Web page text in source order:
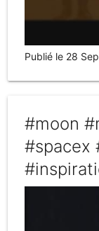
Publié le 28
#moon
#spacex